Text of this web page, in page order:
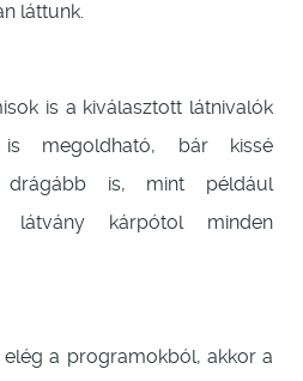
láttunk.
is a kiválasztott látnivalók
megoldható, bár kissé
drágább is, mint például
kárpótol minden
a programokból, akkor a